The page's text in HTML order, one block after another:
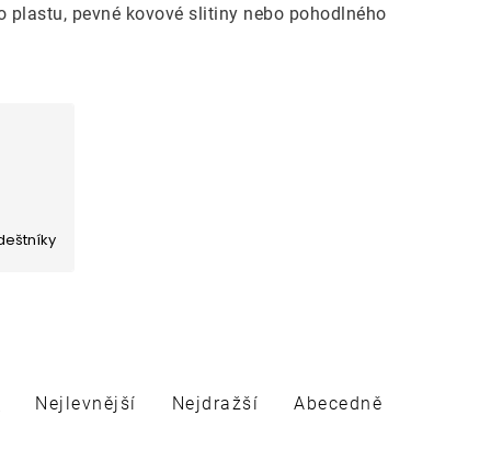
plastu, pevné kovové slitiny nebo pohodlného
Nejlevnější Nejdražší Abecedně